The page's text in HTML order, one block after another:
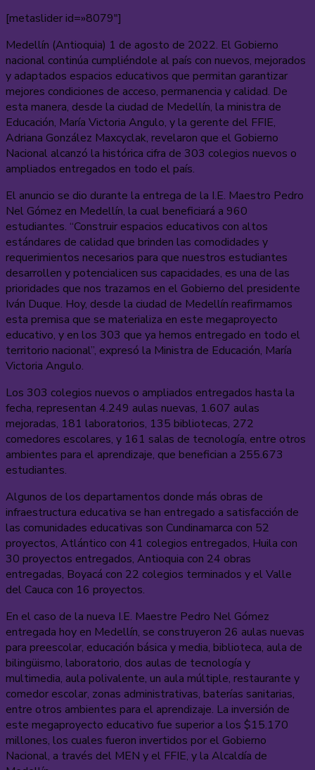
[metaslider id=»8079″]
Medellín (Antioquia) 1 de agosto de 2022. El Gobierno
nacional continúa cumpliéndole al país con nuevos, mejorados
y adaptados espacios educativos que permitan garantizar
mejores condiciones de acceso, permanencia y calidad. De
esta manera, desde la ciudad de Medellín, la ministra de
Educación, María Victoria Angulo, y la gerente del FFIE,
Adriana González Maxcyclak, revelaron que el Gobierno
Nacional alcanzó la histórica cifra de 303 colegios nuevos o
ampliados entregados en todo el país.
El anuncio se dio durante la entrega de la I.E. Maestro Pedro
Nel Gómez en Medellín, la cual beneficiará a 960
estudiantes. “Construir espacios educativos con altos
estándares de calidad que brinden las comodidades y
requerimientos necesarios para que nuestros estudiantes
desarrollen y potencialicen sus capacidades, es una de las
prioridades que nos trazamos en el Gobierno del presidente
Iván Duque. Hoy, desde la ciudad de Medellín reafirmamos
esta premisa que se materializa en este megaproyecto
educativo, y en los 303 que ya hemos entregado en todo el
territorio nacional”, expresó la Ministra de Educación, María
Victoria Angulo.
Los 303 colegios nuevos o ampliados entregados hasta la
fecha, representan 4.249 aulas nuevas, 1.607 aulas
mejoradas, 181 laboratorios, 135 bibliotecas, 272
comedores escolares, y 161 salas de tecnología, entre otros
ambientes para el aprendizaje, que benefician a 255.673
estudiantes.
Algunos de los departamentos donde más obras de
infraestructura educativa se han entregado a satisfacción de
las comunidades educativas son Cundinamarca con 52
proyectos, Atlántico con 41 colegios entregados, Huila con
30 proyectos entregados, Antioquia con 24 obras
entregadas, Boyacá con 22 colegios terminados y el Valle
del Cauca con 16 proyectos.
En el caso de la nueva I.E. Maestre Pedro Nel Gómez
entregada hoy en Medellín, se construyeron 26 aulas nuevas
para preescolar, educación básica y media, biblioteca, aula de
bilingüismo, laboratorio, dos aulas de tecnología y
multimedia, aula polivalente, un aula múltiple, restaurante y
comedor escolar, zonas administrativas, baterías sanitarias,
entre otros ambientes para el aprendizaje. La inversión de
este megaproyecto educativo fue superior a los $15.170
millones, los cuales fueron invertidos por el Gobierno
Nacional, a través del MEN y el FFIE, y la Alcaldía de